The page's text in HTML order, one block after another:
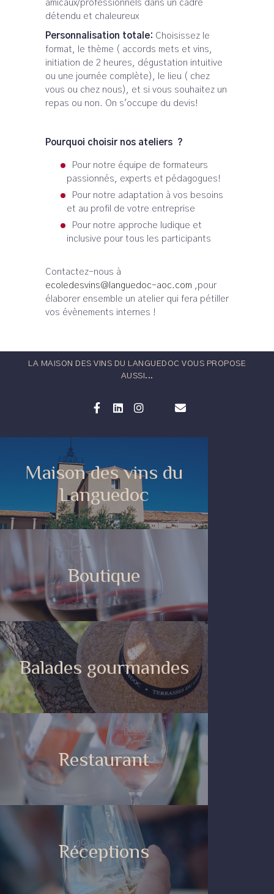
amicaux/professionnels dans un cadre
détendu et chaleureux
Personnalisation totale: Choisissez le
format, le thème ( accords mets et vins,
initiation de 2 heures, dégustation intuitive
ou une journée complète), le lieu ( chez
vous ou chez nous), et si vous souhaitez un
repas ou non. On s'occupe du devis!
Pourquoi choisir nos ateliers ?
Pour notre équipe de formateurs
passionnés, experts et pédagogues!
Pour notre adaptation à vos besoins
et au profil de votre entreprise
Pour notre approche ludique et
inclusive pour tous les participants
Contactez-nous à
ecoledesvins@languedoc-aoc.com
,pour
élaborer ensemble un atelier qui fera pétiller
vos évènements internes !
LA MAISON DES VINS DU LANGUEDOC VOUS PROPOSE
AUSSI...
Maison des vins du
Languedoc
Boutique
Balades gourmandes
Restaurant
Réceptions